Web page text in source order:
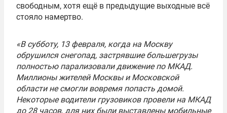
свободным, хотя ещё в предыдущие выходные всё
стояло намертво.
«В субботу, 13 февраля, когда на Москву
обрушился снегопад, застрявшие большегрузы
полностью парализовали движение по МКАД.
Миллионы жителей Москвы и Московской
области не смогли вовремя попасть домой.
Некоторые водители грузовиков провели на МКАД
до 28 часов, для них были выставлены мобильные